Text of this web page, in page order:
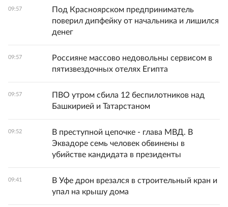
09:57
Под Красноярском предприниматель
поверил дипфейку от начальника и лишился
денег
09:57
Россияне массово недовольны сервисом в
пятизвездочных отелях Египта
09:57
ПВО утром сбила 12 беспилотников над
Башкирией и Татарстаном
09:52
В преступной цепочке - глава МВД. В
Эквадоре семь человек обвинены в
убийстве кандидата в президенты
09:41
В Уфе дрон врезался в строительный кран и
упал на крышу дома